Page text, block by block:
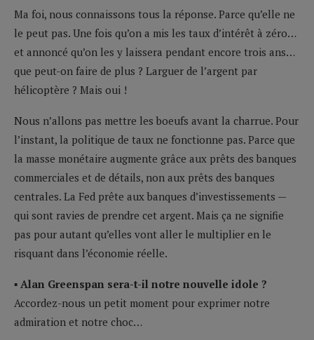
Ma foi, nous connaissons tous la réponse. Parce qu’elle ne
le peut pas. Une fois qu’on a mis les taux d’intérêt à zéro…
et annoncé qu’on les y laissera pendant encore trois ans…
que peut-on faire de plus ? Larguer de l’argent par
hélicoptère ? Mais oui !
Nous n’allons pas mettre les boeufs avant la charrue. Pour
l’instant, la politique de taux ne fonctionne pas. Parce que
la masse monétaire augmente grâce aux prêts des banques
commerciales et de détails, non aux prêts des banques
centrales. La Fed prête aux banques d’investissements —
qui sont ravies de prendre cet argent. Mais ça ne signifie
pas pour autant qu’elles vont aller le multiplier en le
risquant dans l’économie réelle.
▪ Alan Greenspan sera-t-il notre nouvelle idole ?
Accordez-nous un petit moment pour exprimer notre
admiration et notre choc…